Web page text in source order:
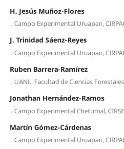
H. Jesús Muñoz-Flores
,Campo Experimental Uruapan,
J. Trinidad Sáenz-Reyes
,Campo Experimental Uruapan,
Ruben Barrera-Ramírez
, UANL, Facultad de Ciencias Forestales
Jonathan Hernández-Ramos
,Campo Experimental Chetumal,
Martín Gómez-Cárdenas
,Campo Experimental Uruapan,